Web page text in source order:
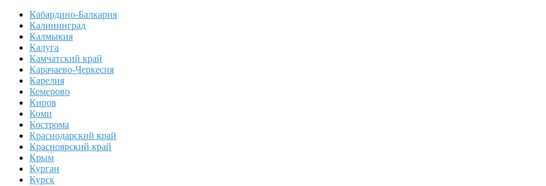
Кабардино-Балкария
Калининград
Калмыкия
Калуга
Камчатский край
Карачаево-Черкесия
Карелия
Кемерово
Киров
Коми
Кострома
Краснодарский край
Красноярский край
Крым
Курган
Курск